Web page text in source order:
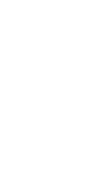
tilbud, særlige
mere.